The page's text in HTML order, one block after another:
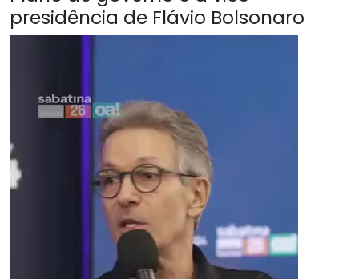
presidência de Flávio Bolsonaro